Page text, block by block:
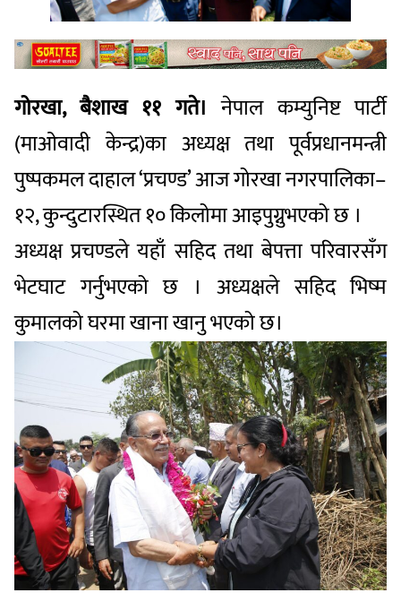
गोरखा, बैशाख ११ गते। नेपाल कम्युनिष्ट पार्टी
(माओवादी केन्द्र)का अध्यक्ष तथा पूर्वप्रधानमन्त्री
पुष्पकमल दाहाल ‘प्रचण्ड’ आज गोरखा नगरपालिका–
१२, कुन्दुटारस्थित १० किलोमा आइपुग्नुभएको छ ।
अध्यक्ष प्रचण्डले यहाँ सहिद तथा बेपत्ता परिवारसँग
भेटघाट गर्नुभएको छ । अध्यक्षले सहिद भिष्म
कुमालको घरमा खाना खानु भएको छ।